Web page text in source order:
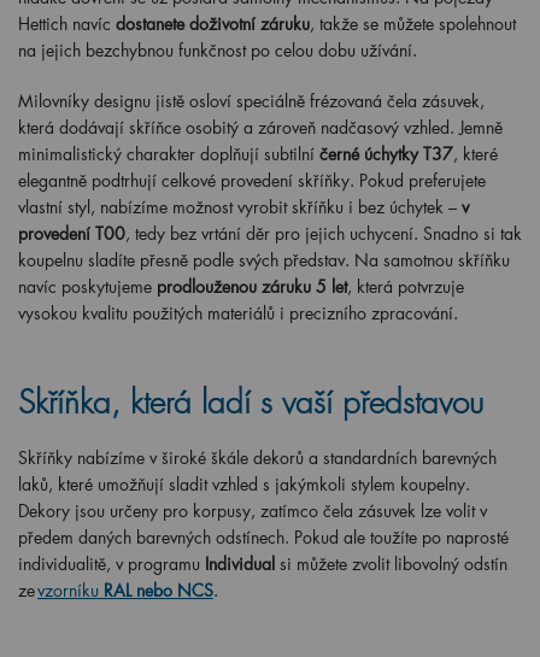
Hettich navíc dostanete doživotní záruku, takže se můžete spolehnout
na jejich bezchybnou funkčnost po celou dobu užívání.
Milovníky designu jistě osloví speciálně frézovaná čela zásuvek,
která dodávají skříňce osobitý a zároveň nadčasový vzhled. Jemně
minimalistický charakter doplňují subtilní černé úchytky T37, které
elegantně podtrhují celkové provedení skříňky. Pokud preferujete
vlastní styl, nabízíme možnost vyrobit skříňku i bez úchytek – v
provedení T00, tedy bez vrtání děr pro jejich uchycení. Snadno si tak
koupelnu sladíte přesně podle svých představ. Na samotnou skříňku
navíc poskytujeme prodlouženou záruku 5 let, která potvrzuje
vysokou kvalitu použitých materiálů i precizního zpracování.
Skříňka, která ladí s vaší představou
Skříňky nabízíme v široké škále dekorů a standardních barevných
laků, které umožňují sladit vzhled s jakýmkoli stylem koupelny.
Dekory jsou určeny pro korpusy, zatímco čela zásuvek lze volit v
předem daných barevných odstínech. Pokud ale toužíte po naprosté
individualitě, v programu Individual si můžete zvolit libovolný odstín
zevzorníku RAL nebo NCS.